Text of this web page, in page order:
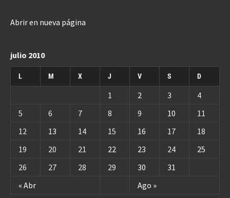
Abrir en nueva página
julio 2010
L M X J V S D
« Abr Ago »
1 2 3
4
5
6 7 8 9 10
11
12
13 14 15 16 17
18
19
20 21 22 23 24
25
26
27 28 29 30 31